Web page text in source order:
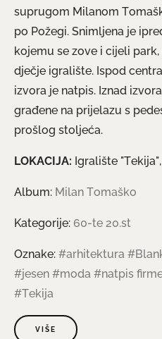
suprugom Milanom
po Požegi. Snimljena je
kojemu se zove i cijeli
dječje igralište. Ispod
izvora je natpis. Iznad
građene na prijelazu s
prošlog stoljeća.
LOKACIJA: Igralište
Album: Milan Tomaško
Kategorije: 60-te 20.st
Oznake: #arhitektura
#jesen #moda #natpis
#Tekija
VIŠE